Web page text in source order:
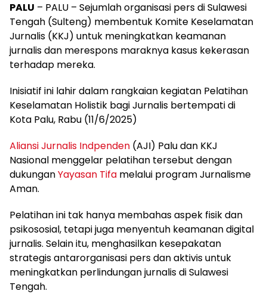
PALU – PALU – Sejumlah organisasi pers di Sulawesi
Tengah (Sulteng) membentuk Komite Keselamatan
Jurnalis (KKJ) untuk meningkatkan keamanan
jurnalis dan merespons maraknya kasus kekerasan
terhadap mereka.
Inisiatif ini lahir dalam rangkaian kegiatan Pelatihan
Keselamatan Holistik bagi Jurnalis bertempati di
Kota Palu, Rabu (11/6/2025)
Aliansi Jurnalis Indpenden (AJI) Palu dan KKJ
Nasional menggelar pelatihan tersebut dengan
dukunganYayasan Tifa melalui program Jurnalisme
Aman.
Pelatihan ini tak hanya membahas aspek fisik dan
psikososial, tetapi juga menyentuh keamanan digital
jurnalis. Selain itu, menghasilkan kesepakatan
strategis antarorganisasi pers dan aktivis untuk
meningkatkan perlindungan jurnalis di Sulawesi
Tengah.